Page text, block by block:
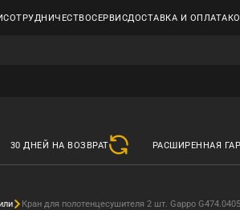
СОТРУДНИЧЕСТВОСЕРВИСДОСТАВКА И ОПЛАТА
30 ДНЕЙ НА ВОЗВРАТ РАСШИРЕННАЯ
Кран для полотенцесушителя 2 шт. Gappo G474.0405